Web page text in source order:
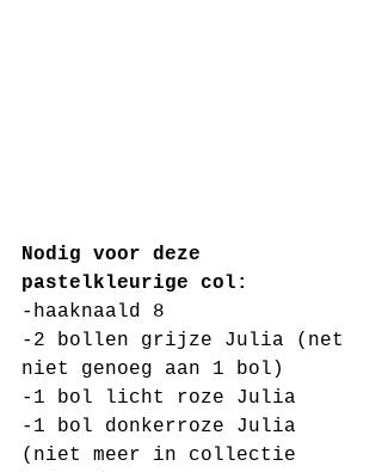
Nodig voor deze
pastelkleurige col:
-haaknaald 8
-2 bollen grijze Julia (net
niet genoeg aan 1 bol)
-1 bol licht roze Julia
-1 bol donkerroze Julia
(niet meer in collectie